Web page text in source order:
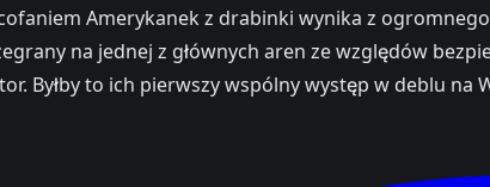
Amerykanek z drabinki wynika z
na jednej z głównych aren ze względów
Byłby to ich pierwszy wspólny występ w deblu